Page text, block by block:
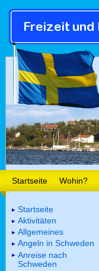
Startseite Wohin?
Startseite
Aktivitäten
Allgemeines
Angeln in Schweden
Anreise nach
Schweden